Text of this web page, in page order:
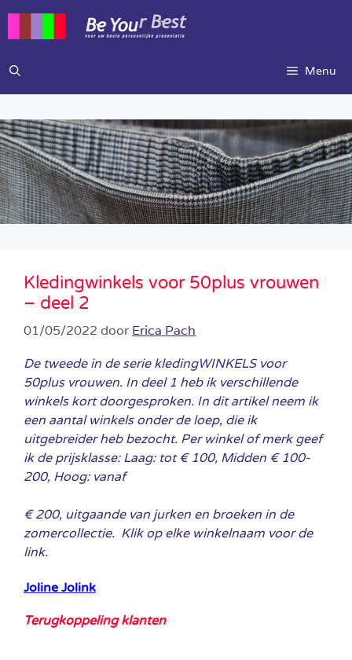
inhoud
Menu
Kledingwinkels voor 50plus vrouwen
– deel 2
01/05/2022 door Erica Pach
De tweede in de serie kledingWINKELS voor
50plus vrouwen. In deel 1 heb ik verschillende
winkels kort doorgesproken. In dit artikel neem ik
een aantal winkels onder de loep, die ik
uitgebreider heb bezocht. Per winkel of merk geef
ik de prijsklasse: Laag: tot € 100, Midden € 100-
200, Hoog: vanaf
€ 200, uitgaande van jurken en broeken in de
zomercollectie. Klik op elke winkelnaam voor de
link.
Joline Jolink
Terugkoppeling klanten